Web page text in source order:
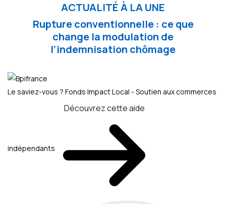
ACTUALITÉ À LA UNE
Rupture conventionnelle : ce que
change la modulation de
l’indemnisation chômage
Le saviez-vous ? Fonds Impact Local - Soutien aux commerces
indépendants
Découvrez cette aide